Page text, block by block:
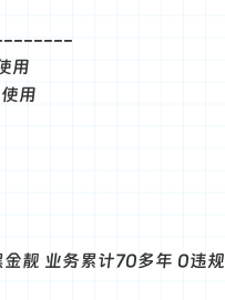
用
用
靓 业务累计70多年 0违规